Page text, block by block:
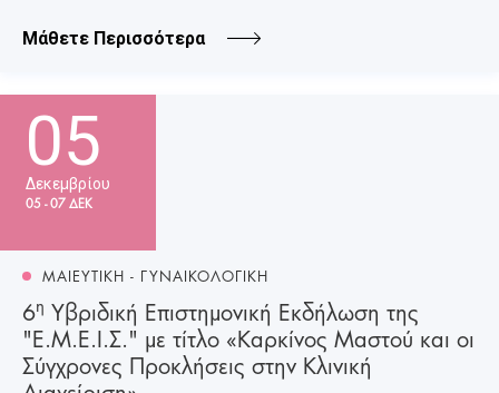
Μάθετε Περισσότερα
05
Δεκεμβρίου
05 - 07 ΔΕΚ
ΜΑΙΕΥΤΙΚΗ - ΓΥΝΑΙΚΟΛΟΓΙΚΗ
6η Υβριδική Επιστημονική Εκδήλωση της
"Ε.Μ.Ε.Ι.Σ." με τίτλο «Καρκίνος Μαστού και οι
Σύγχρονες Προκλήσεις στην Κλινική